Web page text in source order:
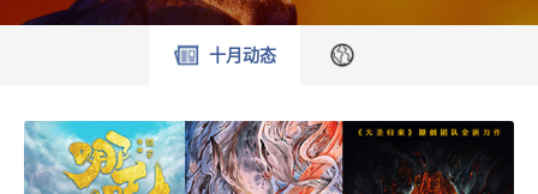
十月动态